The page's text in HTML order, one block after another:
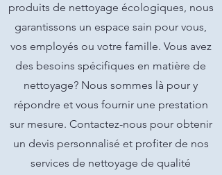
produits de nettoyage écologiques, nous
garantissons un espace sain pour vous,
vos employés ou votre famille. Vous avez
des besoins spécifiques en matière de
nettoyage? Nous sommes là pour y
répondre et vous fournir une prestation
sur mesure. Contactez-nous pour obtenir
un devis personnalisé et profiter de nos
services de nettoyage de qualité